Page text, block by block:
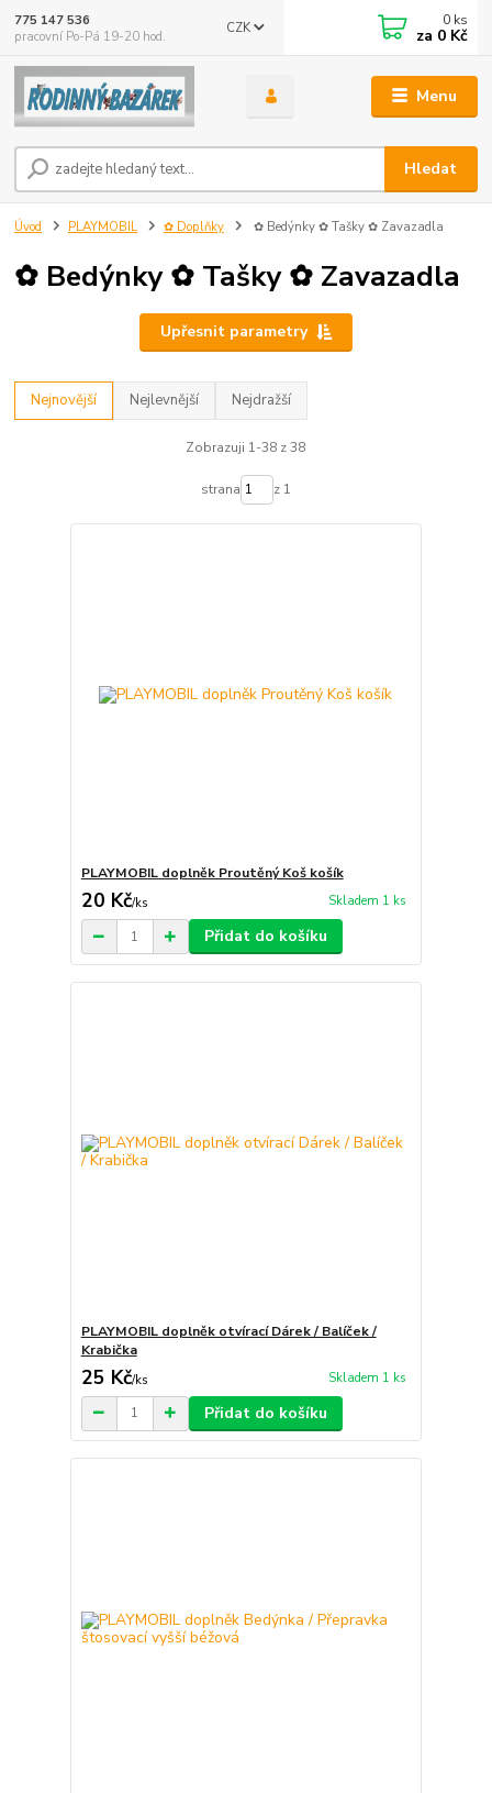
Menu
CZK
Hledat
775 147 536
pracovní Po-Pá 19-20 hod.
0 ks
za 0 Kč
Úvod PLAYMOBIL ✿ Doplňky ✿ Bedýnky ✿ Tašky ✿ Zavazadla
✿ Bedýnky ✿ Tašky ✿ Zavazadla
Upřesnit parametry
Nejnovější Nejlevnější Nejdražší
Zobrazuji 1-38 z 38
strana z 1
PLAYMOBIL doplněk Proutěný Koš košík
20 Kč/ks Skladem 1 ks
Přidat do košíku
PLAYMOBIL doplněk otvírací Dárek / Balíček /
Krabička
25 Kč/ks Skladem 1 ks
Přidat do košíku